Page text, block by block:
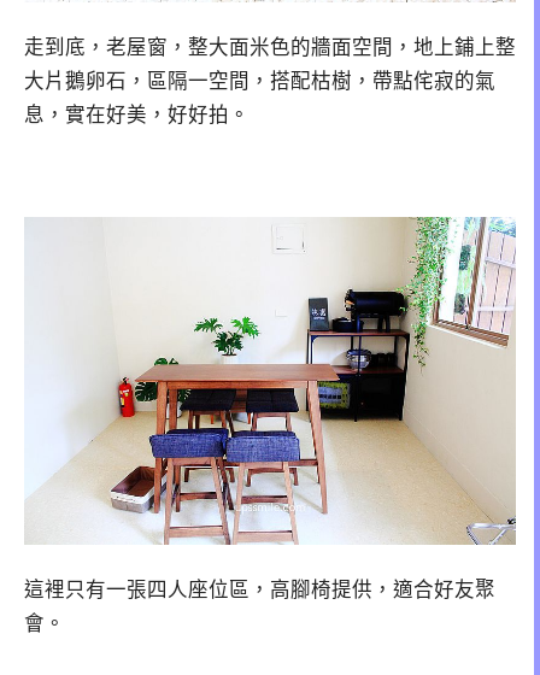
走到底，老屋窗，整大面米色的牆面空間，地上鋪上整
大片鵝卵石，區隔一空間，搭配枯樹，帶點侘寂的氣
息，實在好美，好好拍。
這裡只有一張四人座位區，高腳椅提供，適合好友聚
會。